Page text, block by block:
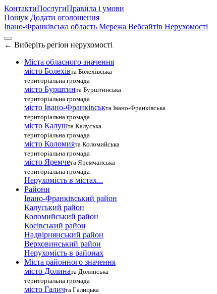
КонтактиПослугиПравила і умови
Пошук Додати оголошення
Івано-Франківська область Мережа Вебсайтів Нерухомості
← Виберіть регіон нерухомості
Міста обласного значення
місто Болехівта Болехівська
територіальна громада
місто Бурштинта Бурштинська
територіальна громада
місто Івано-Франківськта Івано-Франківська
територіальна громада
місто Калушта Калуська
територіальна громада
місто Коломията Коломийська
територіальна громада
місто Яремчета Яремчанська
територіальна громада
Нерухомість в містах...
Райони
Івано-Франківський район
Калуський район
Коломийський район
Косівський район
Надвірнянський район
Верховинський район
Нерухомість в районах
Міста районного значення
місто Долината Долинська
територіальна громада
місто Галичта Галицька